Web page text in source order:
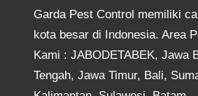
Garda Pest Control memiliki
kota besar di Indonesia. Area
Kami : JABODETABEK, Jawa
Tengah, Jawa Timur, Bali,